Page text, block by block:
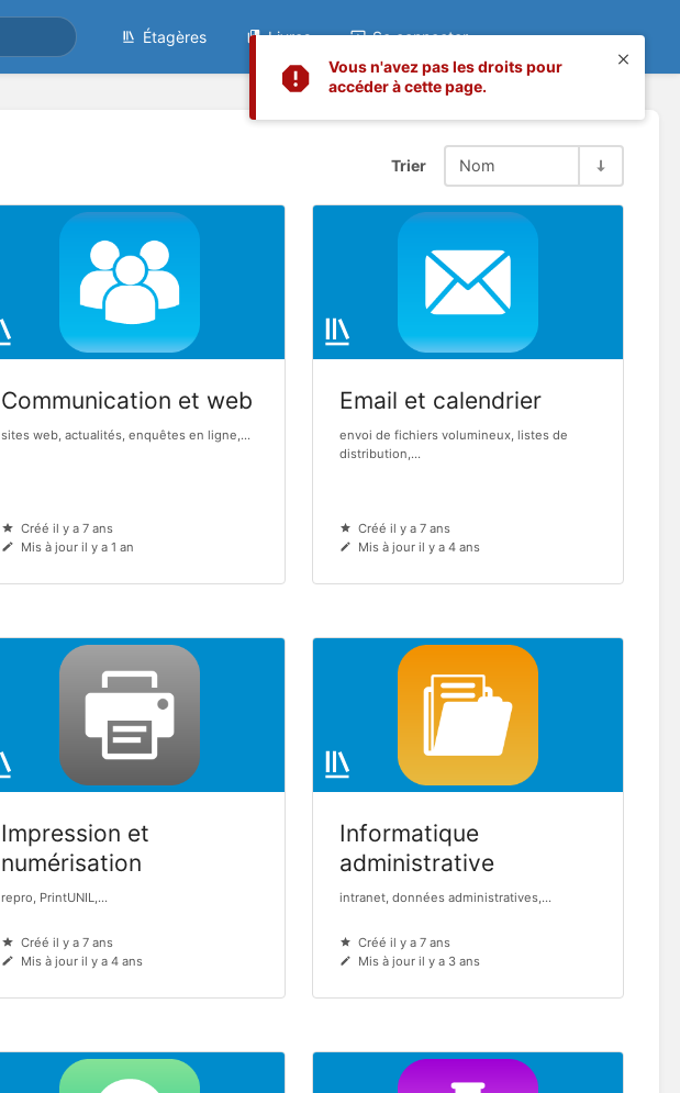
Vous n'avez pas les droits pour
accéder à cette page.
Étagères Livres Se connecter
Trier Nom
Communication et web
sites web, actualités, enquêtes en ligne,...
Créé il y a 7 ans
Mis à jour il y a 1 an
Email et calendrier
envoi de fichiers volumineux, listes de
distribution,...
Créé il y a 7 ans
Mis à jour il y a 4 ans
Impression et
numérisation
repro, PrintUNIL,...
Créé il y a 7 ans
Mis à jour il y a 4 ans
Informatique
administrative
intranet, données administratives,...
Créé il y a 7 ans
Mis à jour il y a 3 ans